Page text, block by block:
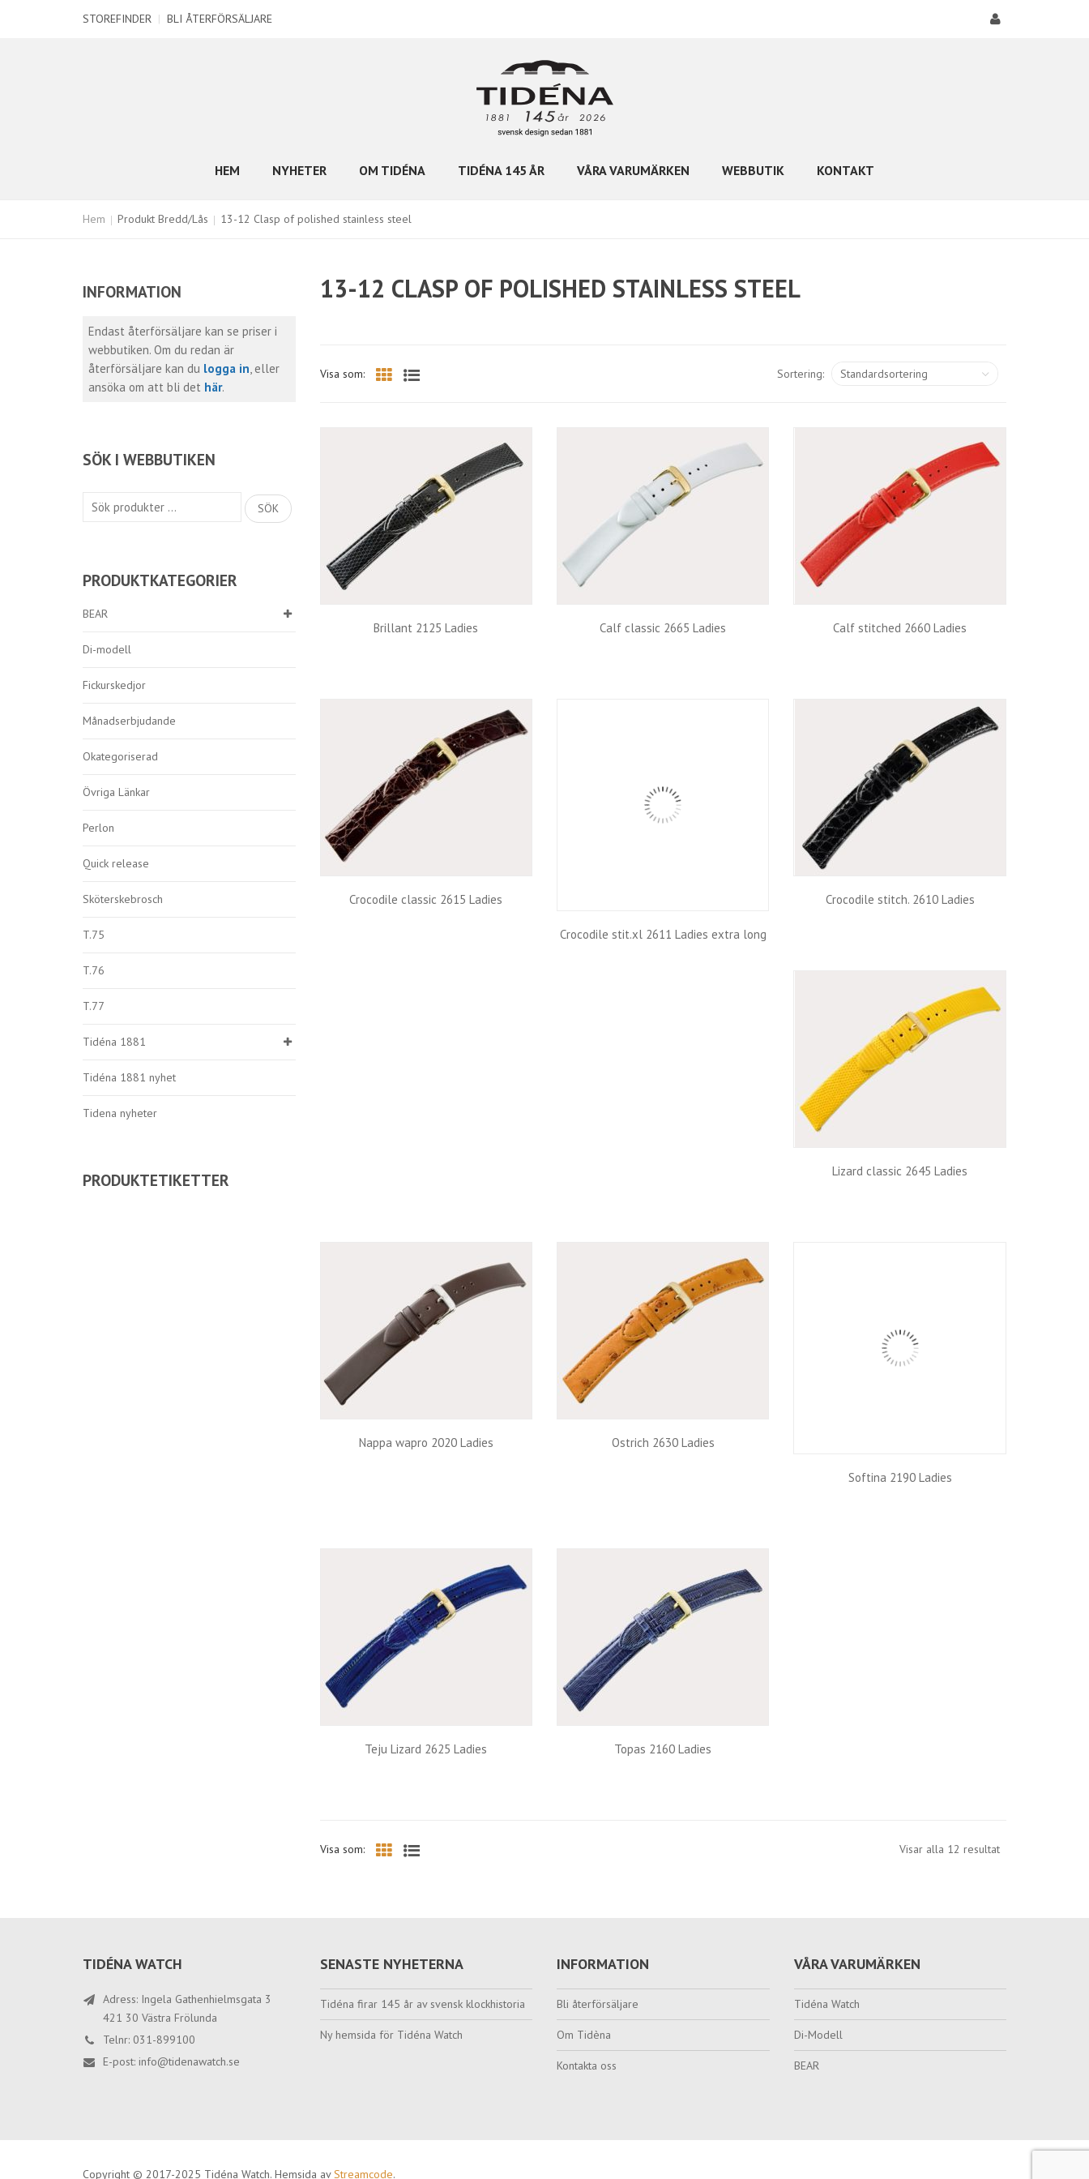
STOREFINDER | BLI ÅTERFÖRSÄLJARE
HEM NYHETER OM TIDÉNA TIDÉNA 145 ÅR VÅRA VARUMÄRKEN WEBBUTIK KONTAKT
Hem Produkt Bredd/Lås 13-12 Clasp of polished stainless steel
INFORMATION
Endast återförsäljare kan se priser i
webbutiken. Om du redan är
återförsäljare kan du logga in, eller
ansöka om att bli det här.
SÖK I WEBBUTIKEN
Sök
SÖK
PRODUKTKATEGORIER
BEAR
Di-modell
Fickurskedjor
Månadserbjudande
Okategoriserad
Övriga Länkar
Perlon
Quick release
Sköterskebrosch
T.75
T.76
T.77
Tidéna 1881
Tidéna 1881 nyhet
Tidena nyheter
PRODUKTETIKETTER
13-12 CLASP OF POLISHED STAINLESS STEEL
Visa som:
Sortering:
Brillant 2125 Ladies Calf classic 2665 Ladies Calf stitched 2660 Ladies
Crocodile classic 2615 Ladies
Crocodile stit.xl 2611 Ladies extra long
Crocodile stitch. 2610 Ladies
Lizard classic 2645 Ladies
Nappa wapro 2020 Ladies Ostrich 2630 Ladies
Softina 2190 Ladies
Teju Lizard 2625 Ladies Topas 2160 Ladies
Visa som:
Visar alla 12 resultat
TIDÉNA WATCH
Adress: Ingela Gathenhielmsgata 3
421 30 Västra Frölunda
Telnr: 031-899100
E-post: info@tidenawatch.se
SENASTE NYHETERNA
Tidéna firar 145 år av svensk klockhistoria
Ny hemsida för Tidéna Watch
INFORMATION
Bli återförsäljare
Om Tidèna
Kontakta oss
VÅRA VARUMÄRKEN
Tidéna Watch
Di-Modell
BEAR
Copyright © 2017-2025 Tidéna Watch. Hemsida avStreamcode.